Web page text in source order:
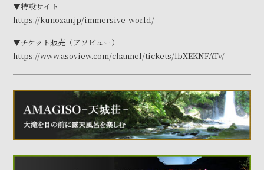
▼特設サイト
https://kunozan.jp/immersive-world/
▼チケット販売（アソビュー）
https://www.asoview.com/channel/tickets/lbXEKNFATv/